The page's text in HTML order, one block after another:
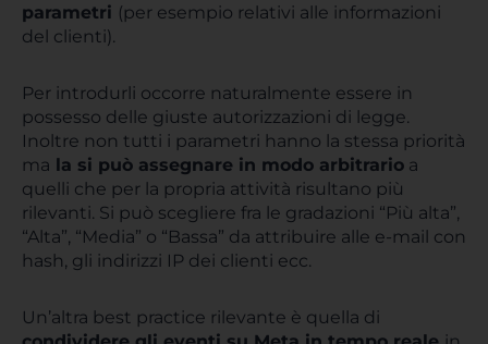
parametri (per esempio relativi alle informazioni
del clienti).
Per introdurli occorre naturalmente essere in
possesso delle giuste autorizzazioni di legge.
Inoltre non tutti i parametri hanno la stessa priorità
ma la si può assegnare in modo arbitrario a
quelli che per la propria attività risultano più
rilevanti. Si può scegliere fra le gradazioni “Più alta”,
“Alta”, “Media” o “Bassa” da attribuire alle e-mail con
hash, gli indirizzi IP dei clienti ecc.
Un’altra best practice rilevante è quella di